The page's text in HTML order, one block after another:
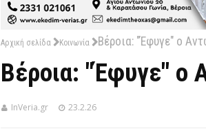
Αρχική σελίδα Κοινωνία Βέροια: "Έφυγε" ο
Βέροια: "Έφυγε" ο
InVeria.gr 23.2.26